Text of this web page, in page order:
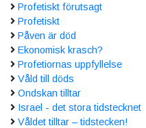
Profetiskt förutsagt
Profetiskt
Påven är död
Ekonomisk krasch?
Profetiornas uppfyllelse
Våld till döds
Ondskan tilltar
Israel - det stora tidstecknet
Våldet tilltar – tidstecken!